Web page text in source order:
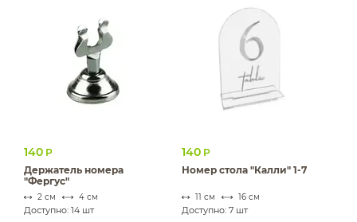
140 Р
Держатель номера
"Фергус"
2 см 4 см
Доступно: 14 шт
140 Р
Номер стола "Калли" 1-7
11 см 16 см
Доступно: 7 шт